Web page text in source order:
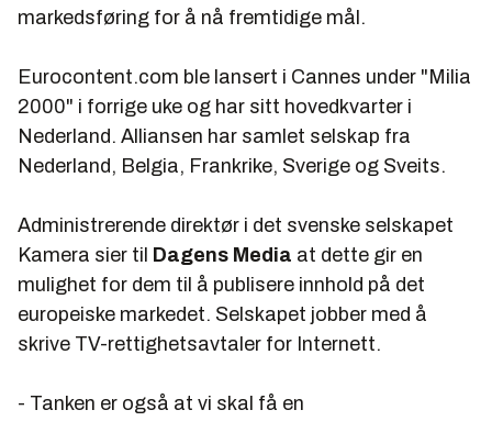
markedsføring for å nå fremtidige mål.
Eurocontent.com ble lansert i Cannes under "Milia
2000" i forrige uke og har sitt hovedkvarter i
Nederland. Alliansen har samlet selskap fra
Nederland, Belgia, Frankrike, Sverige og Sveits.
Administrerende direktør i det svenske selskapet
Kamera sier til Dagens Media at dette gir en
mulighet for dem til å publisere innhold på det
europeiske markedet. Selskapet jobber med å
skrive TV-rettighetsavtaler for Internett.
- Tanken er også at vi skal få en